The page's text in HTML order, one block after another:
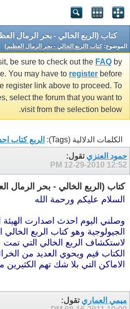
كتاب (الربع الخالي - بحر الرمال
الموضوع:كتاب (الربع الخالي - بحر الرمال العظيم)
be sure to check out the FAQ by
You may have to register before
register link above to proceed. To
select the forum that you want to
visit from the selection below.
الكلمات الدلالية (Tags):
الربع كتاب
حمود العنزي تقول:
12-29-2010 12:52 PM
كتاب (الربع الخالي - بحر الرمال
السلام عليكم ورحمة الله
وصلني اليوم احدث اصدارت الهيئة
الجيولوجية وهو كتاب الربع الخالي
لاستكشاف الربع الخالي التي تمت عام
الكتاب قيم ويحوي العديد من
الاماكن التي بلا شك تهم الكثيرين
ميمي العماري تقول: